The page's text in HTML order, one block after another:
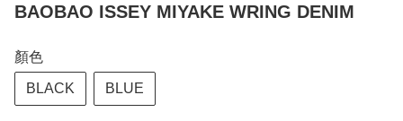
BAOBAO ISSEY MIYAKE WRING DENIM
顏色
BLACK BLUE